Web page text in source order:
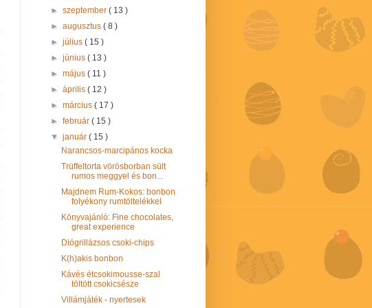
►szeptember( 13 )
►augusztus( 8 )
►július( 15 )
►június( 13 )
►május( 11 )
►április( 12 )
►március( 17 )
►február( 15 )
▼január( 15 )
Narancsos-marcipános kocka
Trüffeltorta vörösborban sült
rumos meggyel és bon...
Majdnem Rum-Kokos: bonbon
folyékony rumtöltelékkel
Könyvajánló: Fine chocolates,
great experience
Diógrillázsos csoki-chips
K(h)akis bonbon
Kávés étcsokimousse-szal
töltött csokicsésze
Villámjáték - nyertesek